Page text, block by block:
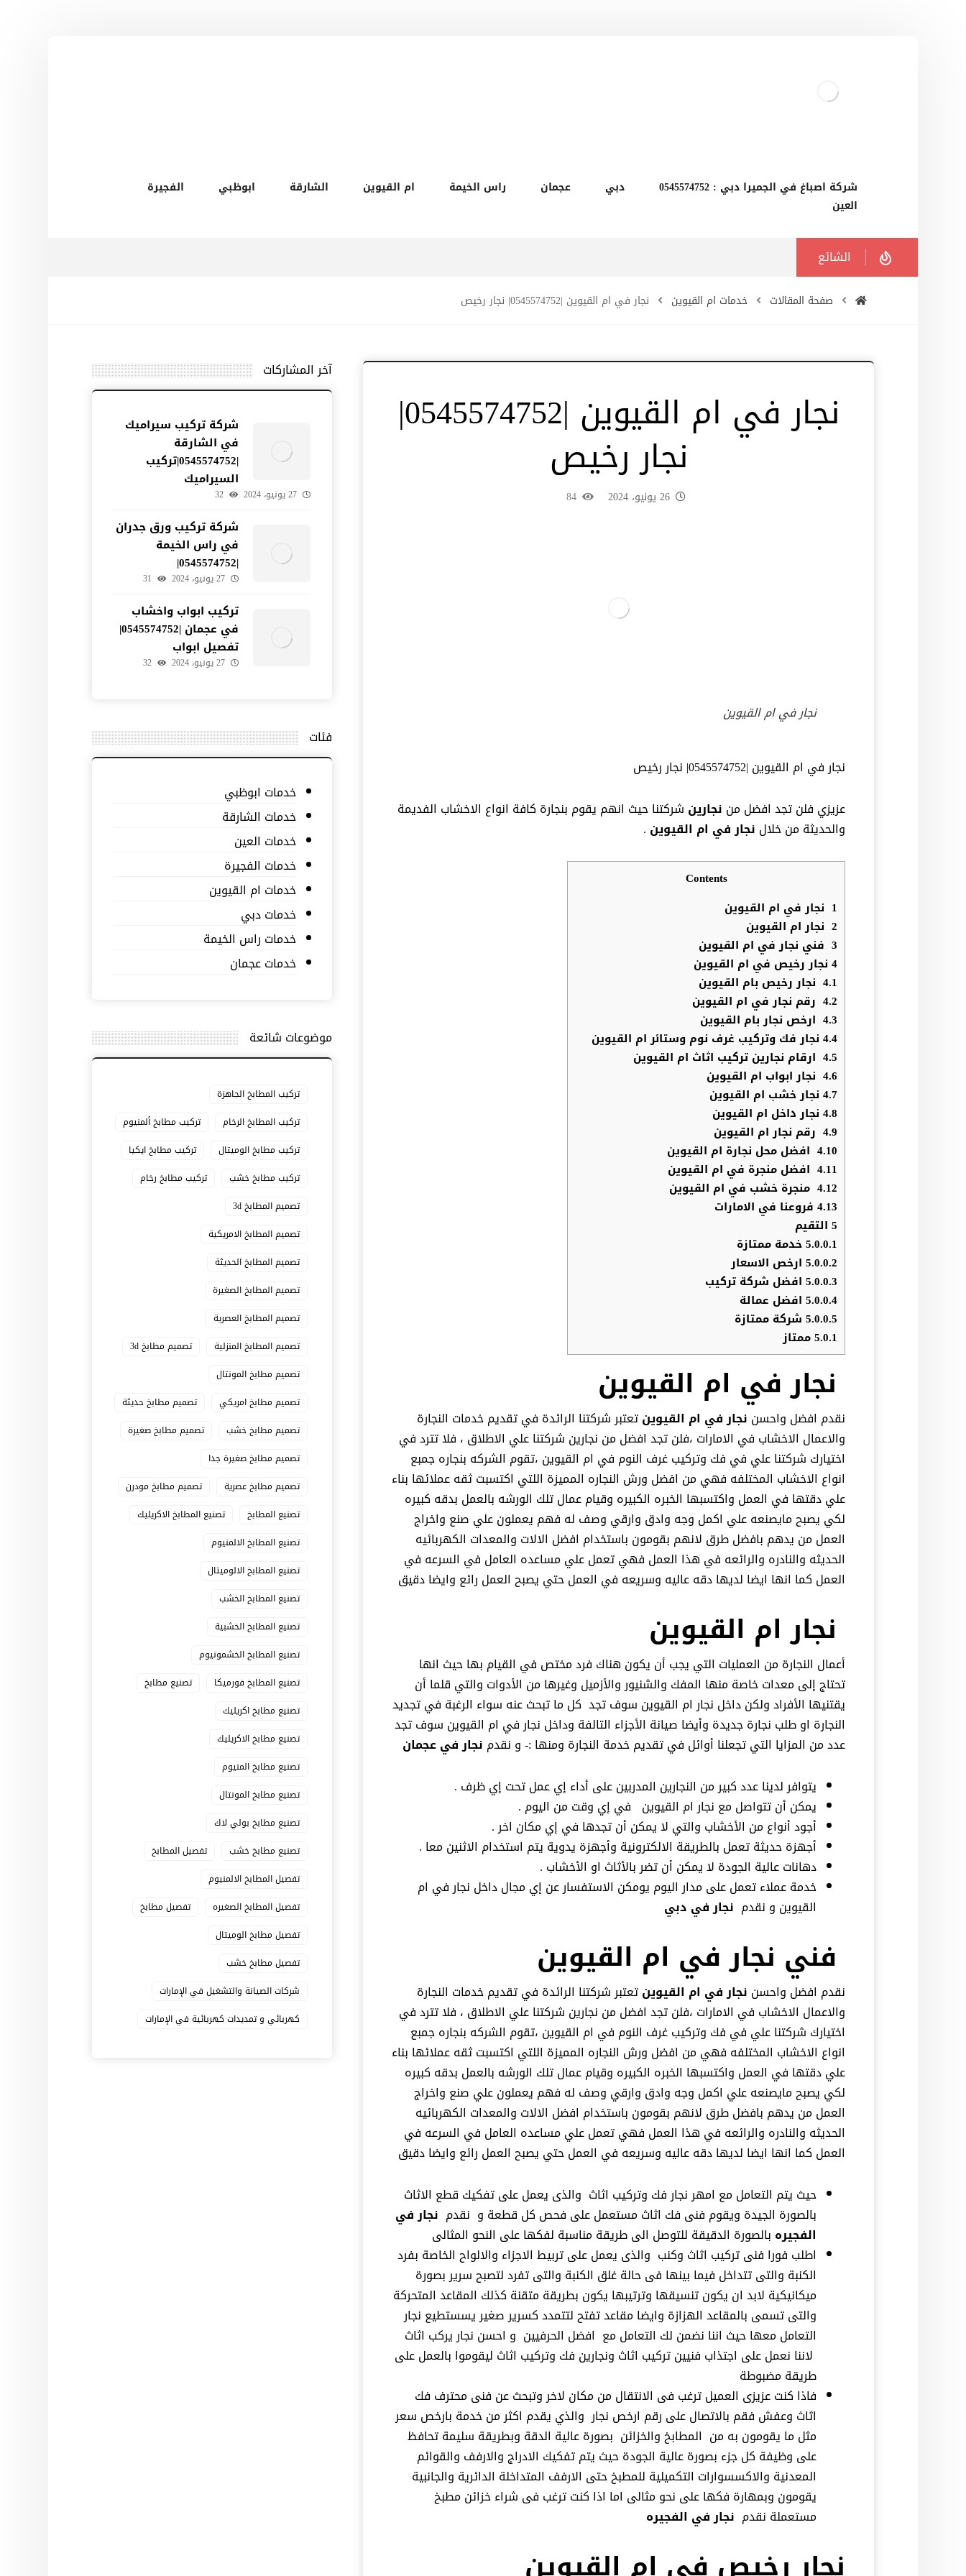
‫شركة اصباغ في الجميرا دبي : 0545574752 دبي عجمان راس الخيمة ام القيوين الشارقة ابوظبي
الفجيرة
العين
الشائع
صفحة المقالات خدمات ام القيوين نجار في ام القيوين |0545574752| نجار رخيص
نجار في ام القيوين |0545574752|
نجار رخيص
26 يونيو، 2024 84
نجار في ام القيوين
نجار في ام القيوين |0545574752| نجار رخيص
عزيزي فلن تجد افضل من نجارين شركتنا حيث انهم يقوم بنجارة كافة انواع الاخشاب الفديمة
والحديثة من خلال نجار في ام القيوين .
Contents
1 نجار في ام القيوين
2نجار ام القيوين
3فني نجار في ام القيوين
4نجار رخيص في ام القيوين
4.1نجار رخيص بام القيوين
4.2رقم نجار في ام القيوين
4.3ارخص نجار بام القيوين
4.4نجار فك وتركيب غرف نوم وستائر ام القيوين
4.5ارقام نجارين تركيب اثاث ام القيوين
4.6نجار ابواب ام القيوين
4.7نجار خشب ام القيوين
4.8نجار داخل ام القيوين
4.9رقم نجار ام القيوين
4.10افضل محل نجارة ام القيوين
4.11افضل منجرة في ام القيوين
4.12منجرة خشب في ام القيوين
4.13فروعنا في الامارات
5التقيم
5.0.0.1خدمة ممتازة
5.0.0.2ارخص الاسعار
5.0.0.3افضل شركة تركيب
5.0.0.4افضل عمالة
5.0.0.5شركة ممتازة
5.0.1ممتاز
نجار في ام القيوين
نقدم افضل واحسن نجار في ام القيوينتعتبر شركتنا الرائدة في تقديم خدمات النجارة
والاعمال الاخشاب في الامارات ،فلن تجد افضل من نجارين شركتنا علي الاطلاق ، فلا تترد في
اختيارك شركتنا علي في فك وتركيب غرف النوم في ام القيوين ،تقوم الشركه بنجاره جمبع
انواع الاخشاب المختلفه فهي من افضل ورش النجاره المميزة اللتي اكتسبت ثقه عملائها بناء
علي دقتها في العمل واكتسبها الخبره الكبيره وقيام عمال تلك الورشه بالعمل بدقه كبيره
لكي يصبح مايصنعه علي اكمل وجه وادق وارقي وصف له فهم يعملون علي صنع واخراج
العمل من يدهم بافضل طرق لانهم بقومون باستخدام افضل الالات والمعدات الكهربائيه
الحديثه والنادره والرائعه في هذا العمل فهي تعمل علي مساعده العامل في السرعه في
العمل كما انها ايضا لديها دقه عاليه وسريعه في العمل حتي يصبح العمل رائع وايضا دقيق
نجار ام القيوين
أعمال النجارة من العمليات التي يجب أن يكون هناك فرد مختص في القيام بها حيث انها
تحتاج إلى معدات خاصة منها المفك والشنيور والأزميل وغيرها من الأدوات والتي قلما أن
يقتنيها الأفراد ولكن داخل نجار ام القيوين سوف تجد كل ما تبحث عنه سواء الرغبة في تجديد
النجارة او طلب نجارة جديدة وأيضا صيانة الأجزاء التالفة وداخل نجار في ام القيوين سوف تجد
عدد من المزايا التي تجعلنا أوائل في تقديم خدمة النجارة ومنها :- و نقدم نجار في عجمان
يتوافر لدينا عدد كبير من النجارين المدربين على أداء إي عمل تحت إي ظرف .
يمكن أن تتواصل مع نجار ام القيوين في إي وقت من اليوم .
أجود أنواع من الأخشاب والتي لا يمكن أن تجدها في إي مكان اخر .
أجهزة حديثة تعمل بالطريقة الالكترونية وأجهزة يدوية يتم استخدام الاثنين معا .
دهانات عالية الجودة لا يمكن أن تضر بالأثاث او الأخشاب .
خدمة عملاء تعمل على مدار اليوم يومكن الاستفسار عن إي مجال داخل نجار في ام
القيوين و نقدم نجار في دبي
فني نجار في ام القيوين
نقدم افضل واحسن نجار في ام القيوينتعتبر شركتنا الرائدة في تقديم خدمات النجارة
والاعمال الاخشاب في الامارات ،فلن تجد افضل من نجارين شركتنا علي الاطلاق ، فلا تترد في
اختيارك شركتنا علي في فك وتركيب غرف النوم في ام القيوين ،تقوم الشركه بنجاره جمبع
انواع الاخشاب المختلفه فهي من افضل ورش النجاره المميزة اللتي اكتسبت ثقه عملائها بناء
علي دقتها في العمل واكتسبها الخبره الكبيره وقيام عمال تلك الورشه بالعمل بدقه كبيره
لكي يصبح مايصنعه علي اكمل وجه وادق وارقي وصف له فهم يعملون علي صنع واخراج
العمل من يدهم بافضل طرق لانهم بقومون باستخدام افضل الالات والمعدات الكهربائيه
الحديثه والنادره والرائعه في هذا العمل فهي تعمل علي مساعده العامل في السرعه في
العمل كما انها ايضا لديها دقه عاليه وسريعه في العمل حتي يصبح العمل رائع وايضا دقيق
حيث يتم التعامل مع امهر نجار فك وتركيب اثاث والذى يعمل على تفكيك قطع الاثاث
بالصورة الجيدة ويقوم فنى فك اثاث مستعمل على فحص كل قطعة و نقدم نجار في
الفجيره بالصورة الدقيقة للتوصل الى طريقة مناسبة لفكها على النحو المثالى
اطلب فورا فنى تركيب اثاث وكنب والذى يعمل على تربيط الاجزاء والالواح الخاصة بفرد
الكنبة والتى تتداخل فيما بينها فى حالة غلق الكنبة والتى تفرد لتصبح سرير بصورة
ميكانيكية لابد ان يكون تنسيقها وترتيبها يكون بطريقة متقنة كذلك المقاعد المتحركة
والتى تسمى بالمقاعد الهزازة وايضا مقاعد تفتح لتتمدد كسرير صغير يسستطيع نجار
التعامل معها حيث اننا نضمن لك التعامل مع افضل الحرفيين و احسن نجار يركب اثاث
لاننا نعمل على اجتذاب فنيين تركيب اثاث ونجارين فك وتركيب اثاث ليقوموا بالعمل على
طريقة مضبوطة
فاذا كنت عزيزى العميل ترغب فى الانتقال من مكان لاخر وتبحث عن فنى محترف فك
اثاث وعفش فقم بالاتصال على رقم ارخص نجار والذي يقدم اكثر من خدمة بارخص سعر
مثل ما يقومون به من المطابخ والخزائن بصورة عالية الدقة وبطريقة سليمة تحافظ
على وظيفة كل جزء بصورة عالية الجودة حيث يتم تفكيك الادراج والارفف والقوائم
المعدنية والاكسسوارات التكميلية للمطبخ حتى الارفف المتداخلة الدائرية والجانبية
يقومون وبمهارة فكها على نحو مثالى اما اذا كنت ترغب فى شراء خزائن مطبخ
مستعملة نقدم نجار في الفجيره
آخر المشاركات
شركة تركيب سيراميك
في الشارقة
|0545574752|تركيب
السيراميك
27 يونيو، 2024 32
شركة تركيب ورق جدران
في راس الخيمة
|0545574752|
27 يونيو، 2024 31
تركيب ابواب واخشاب
في عجمان |0545574752|
تفصيل ابواب
27 يونيو، 2024 32
فئات
خدمات ابوظبي
خدمات الشارقة
خدمات العين
خدمات الفجيرة
خدمات ام القيوين
خدمات دبي
خدمات راس الخيمة
خدمات عجمان
موضوعات شائعة
تركيب المطابخ الجاهزة
تركيب المطابخ الرخام
تركيب مطابخ ألمنيوم
تركيب مطابخ الوميتال
تركيب مطابخ ايكيا
تركيب مطابخ خشب
تركيب مطابخ رخام
تصميم المطابخ 3d
تصميم المطابخ الامريكية
تصميم المطابخ الحديثة
تصميم المطابخ الصغيرة
تصميم المطابخ العصرية
تصميم المطابخ المنزلية
تصميم مطابخ 3d
تصميم مطابخ المونتال
تصميم مطابخ امريكي
تصميم مطابخ حديثة
تصميم مطابخ خشب
تصميم مطابخ صغيرة
تصميم مطابخ صغيرة جدا
تصميم مطابخ عصرية
تصميم مطابخ مودرن
تصنيع المطابخ
تصنيع المطابخ الاكريليك
تصنيع المطابخ الالمنيوم
تصنيع المطابخ الالوميتال
تصنيع المطابخ الخشب
تصنيع المطابخ الخشبية
تصنيع المطابخ الخشمونيوم
تصنيع المطابخ فورميكا
تصنيع مطابخ
تصنيع مطابخ اكريليك
تصنيع مطابخ الاكريليك
تصنيع مطابخ المنيوم
تصنيع مطابخ المونتال
تصنيع مطابخ بولي لاك
تصنيع مطابخ خشب
تفصيل المطابخ
تفصيل المطابخ الالمنيوم
تفصيل المطابخ الصغيره
تفصيل مطابخ
تفصيل مطابخ الوميتال
تفصيل مطابخ خشب
شركات الصيانة والتشغيل في الإمارات
كهربائي و تمديدات كهربائية في الإمارات